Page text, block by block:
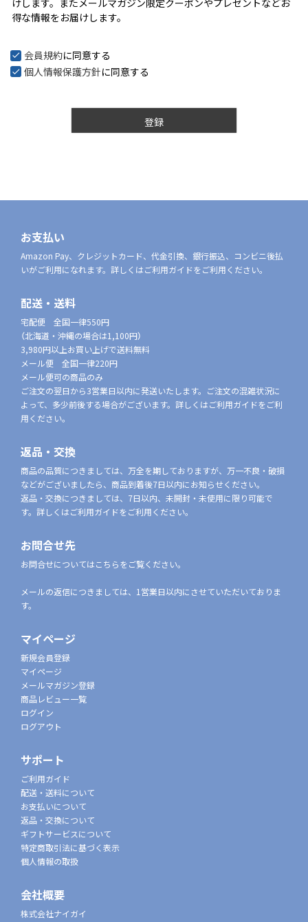
)
けします。またメールマガジン限定クーポンやプレゼントなどお
得な情報をお届けします。
会員規約に同意する
個人情報保護方針に同意する
登録
お支払い
Amazon Pay、クレジットカード、代金引換、銀行振込、コンビニ後払
いがご利用になれます。詳しくはご利用ガイドをご利用ください。
配送・送料
宅配便 全国一律550円
（北海道・沖縄の場合は1,100円）
3,980円以上お買い上げで送料無料
メール便 全国一律220円
メール便可の商品のみ
ご注文の翌日から3営業日以内に発送いたします。ご注文の混雑状況に
よって、多少前後する場合がございます。詳しくはご利用ガイドをご利
用ください。
返品・交換
商品の品質につきましては、万全を期しておりますが、万一不良・破損
などがございましたら、商品到着後7日以内にお知らせください。
返品・交換につきましては、7日以内、未開封・未使用に限り可能で
す。詳しくはご利用ガイドをご利用ください。
お問合せ先
お問合せについてはこちらをご覧ください。
メールの返信につきましては、1営業日以内にさせていただいておりま
す。
マイページ
新規会員登録
マイページ
メールマガジン登録
商品レビュー一覧
ログイン
ログアウト
サポート
ご利用ガイド
配送・送料について
お支払いについて
返品・交換について
ギフトサービスについて
特定商取引法に基づく表示
個人情報の取扱
会社概要
株式会社ナイガイ